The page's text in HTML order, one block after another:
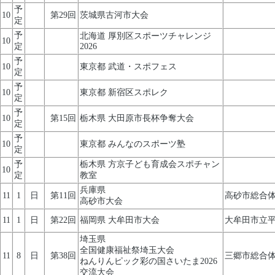
10
予
定
第29回 茨城県古河市大会
10
予
定
北海道 厚別区スポーツチャレンジ
2026
10
予
定
東京都 武道・スポフェス
10
予
定
東京都 新宿区スポレク
10
予
定
第15回 栃木県 大田原市長杯争奪大会
10
予
定
東京都 みんなのスポーツ塾
10
予
定
栃木県 方京子ども育成会スポチャン
教室
11 1 日 第11回
兵庫県
高砂市大会
高砂市総合
11 1 日 第22回 福岡県 大牟田市大会 大牟田市立
11 8 日 第38回
埼玉県
全国健康福祉祭埼玉大会
ねんりんピック彩の国さいたま2026
交流大会
三郷市総合